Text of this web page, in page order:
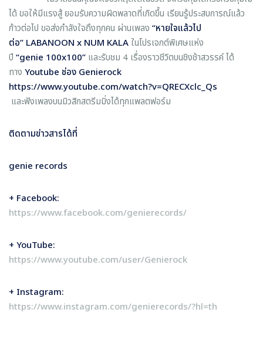
ได้ ขอให้มีแรงสู้ ยอมรับความผิดพลาดที่เกิดขึ้น เรียนรู้ประสบการณ์แล้ว
ก้าวต่อไป ขอส่งกำลังใจถึงทุกคน ผ่านเพลง “หายใจแล้วไป
ต่อ” LABANOON x NUM KALAในโปรเจกต์พิเศษแห่ง
ปี “genie 100x100” และรับชม 4 เรื่องราวชีวิตบนชิงช้าสวรรค์ ได้
ทาง Youtube ช่อง Genierock
https://www.youtube.com/watch?v=QRECXclc_Qs
และฟังเพลงบนมิวสิกสตรีมมิ่งได้ทุกแพลตฟอร์ม
ติดตามข่าวสารได้ที่
genie records
+ Facebook:
https://www.facebook.com/genierecords/
+ YouTube:
https://www.youtube.com/user/Genierock
+ Instagram:
https://www.instagram.com/genierecords/?hl=th